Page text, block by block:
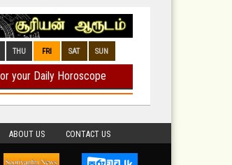
ABOUT US CONTACT US